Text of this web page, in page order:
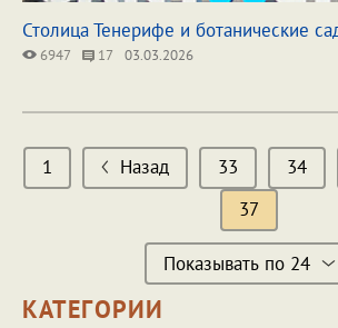
Столица Тенерифе и ботанические
6947 17 03.03.2026
1 Назад 33 34
37
Показывать по 24
КАТЕГОРИИ